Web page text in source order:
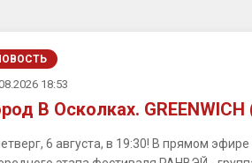
18:53
В Осколках. GREENWICH
6 августа, в 19:30! В прямом